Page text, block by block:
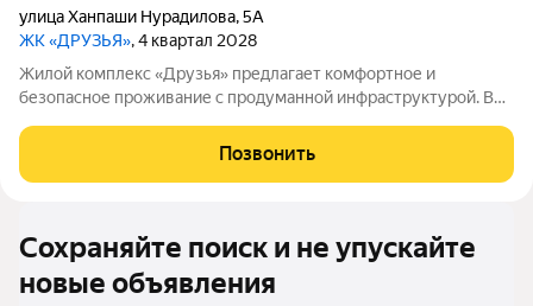
улица Ханпаши Нурадилова,5А
ЖК «ДРУЗЬЯ», 4 квартал 2028
Жилой комплекс «Друзья» предлагает комфортное и
безопасное проживание с продуманной инфраструктурой. Во
есть детские площадки, спортивная площадка и велосипедные
дорожки. Сам дом оснащён
Позвонить
Сохраняйте поиск и не упускайте
новые объявления